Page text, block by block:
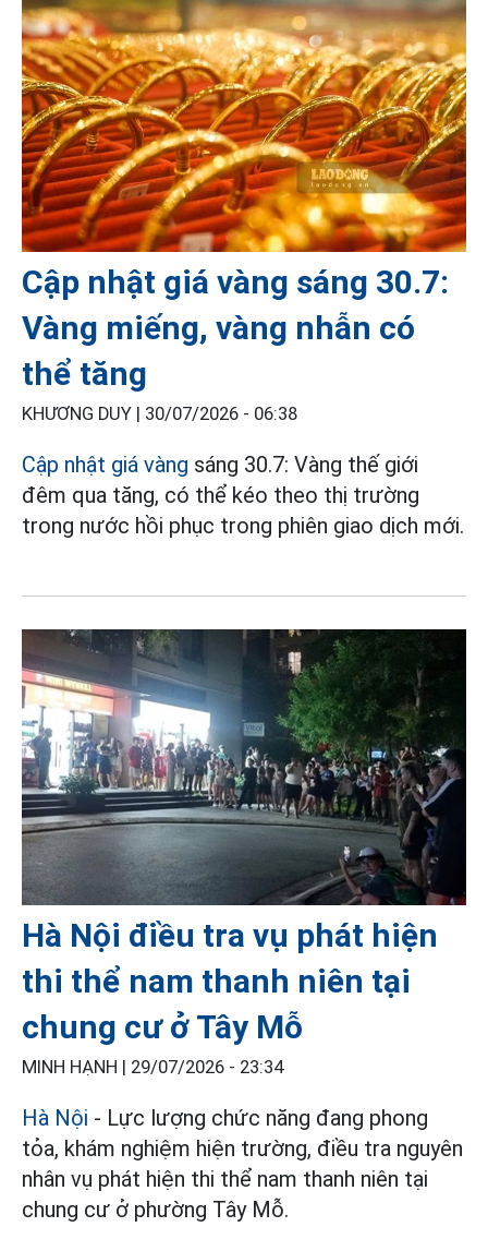
Cập nhật giá vàng sáng 30.7:
Vàng miếng, vàng nhẫn có
thể tăng
KHƯƠNG DUY | 30/07/2026 - 06:38
Cập nhật giá vàng sáng 30.7: Vàng thế giới
đêm qua tăng, có thể kéo theo thị trường
trong nước hồi phục trong phiên giao dịch mới.
Hà Nội điều tra vụ phát hiện
thi thể nam thanh niên tại
chung cư ở Tây Mỗ
MINH HẠNH | 29/07/2026 - 23:34
Hà Nội - Lực lượng chức năng đang phong
tỏa, khám nghiệm hiện trường, điều tra nguyên
nhân vụ phát hiện thi thể nam thanh niên tại
chung cư ở phường Tây Mỗ.